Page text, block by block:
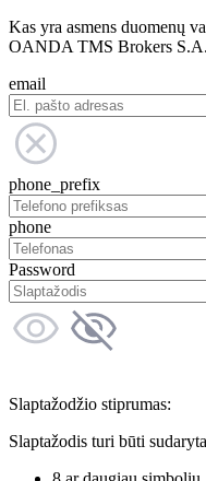
Kas yra asmens duomenų
OANDA TMS Brokers S.A.
email
phone_prefix
phone
Password
Slaptažodžio stiprumas:
Slaptažodis turi būti